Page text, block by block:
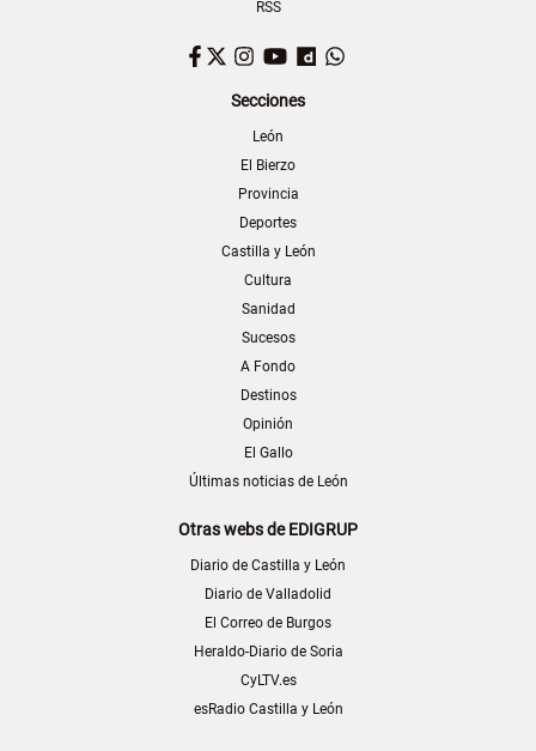
RSS
Facebook
TwitterInstagram
YouTubeDailymotion
Secciones
León
El Bierzo
Provincia
Deportes
Castilla y León
Cultura
Sanidad
Sucesos
A Fondo
Destinos
Opinión
El Gallo
Últimas noticias de León
Otras webs de EDIGRUP
Diario de Castilla y León
Diario de Valladolid
El Correo de Burgos
Heraldo-Diario de Soria
CyLTV.es
esRadio Castilla y León